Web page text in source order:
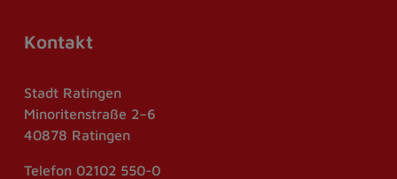
Kontakt
Stadt Ratingen
Minoritenstraße 2–6
40878 Ratingen
Telefon 02102 550-0